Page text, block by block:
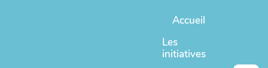
Accueil
Les
initiatives